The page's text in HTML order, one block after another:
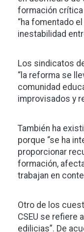
formación crítica
“ha fomentado
inestabilidad
Los sindicatos
“la reforma se
comunidad
improvisados y
También ha
porque “se ha
proporcionar
formación,
trabajan en
Otro de los
CSEU se refiere
edilicias”. De